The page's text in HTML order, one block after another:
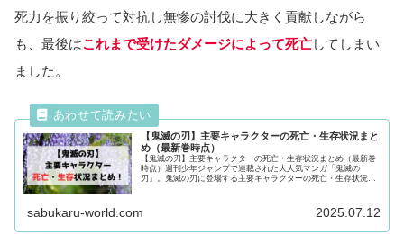
死力を振り絞って対抗し無惨の討伐に大きく貢献しながら
も、最後はこれまで受けたダメージによって死亡してしまい
ました。
【鬼滅の刃】主要キャラクターの死亡・生存状況まと
め（最新巻時点）
【鬼滅の刃】主要キャラクターの死亡・生存状況まとめ（最新巻
時点）週刊少年ジャンプで連載された大人気マンガ「鬼滅の
刃」。鬼滅の刃に登場する主要キャラクターの死亡・生存状況に
sabukaru-world.com 2025.07.12